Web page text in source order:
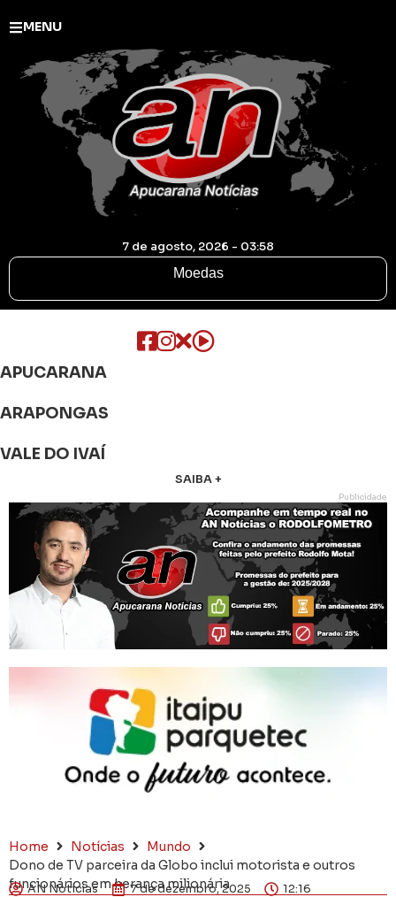
MENU
7 de agosto, 2026 - 03:58
Moedas
APUCARANA
ARAPONGAS
VALE DO IVAÍ
SAIBA +
Publicidade
Home Notícias
Mundo
Dono de TV parceira da Globo inclui motorista e outros
funcionários em herança milionária
AN Notícias 7 de dezembro, 2025
12:16